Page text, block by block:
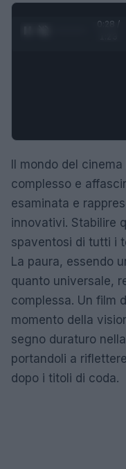
0:29 /
Il mondo del
complesso e
esaminata e
innovativi. Stabilire
spaventosi di tutti i
La paura, essendo
quanto universale,
complessa. Un film
momento della
segno duraturo
portandoli a
dopo i titoli di coda.